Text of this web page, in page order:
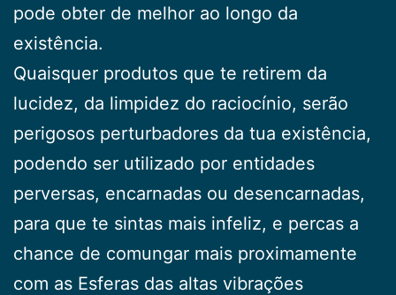
pode obter de melhor ao longo da
existência.
Quaisquer produtos que te retirem da
lucidez, da limpidez do raciocínio, serão
perigosos perturbadores da tua existência,
podendo ser utilizado por entidades
perversas, encarnadas ou desencarnadas,
para que te sintas mais infeliz, e percas a
chance de comungar mais proximamente
com as Esferas das altas vibrações